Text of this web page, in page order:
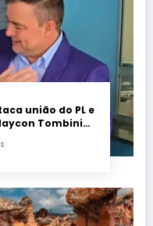
união do PL e
Tombini